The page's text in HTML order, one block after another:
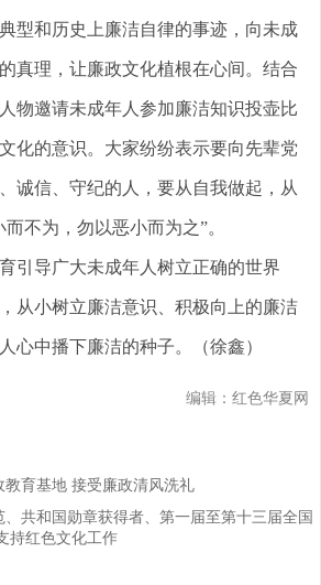
型和历史上廉洁自律的事迹，向未成
真理，让廉政文化植根在心间。结合
物邀请未成年人参加廉洁知识投壶比
化的意识。大家纷纷表示要向先辈党
诚信、守纪的人，要从自我做起，从
不为，勿以恶小而为之”。
引导广大未成年人树立正确的世界
从小树立廉洁意识、积极向上的廉洁
心中播下廉洁的种子。（徐鑫）
编辑：红色华夏网
教育基地 接受廉政清风洗礼
共和国勋章获得者、第一届至第十三届全国
持红色文化工作